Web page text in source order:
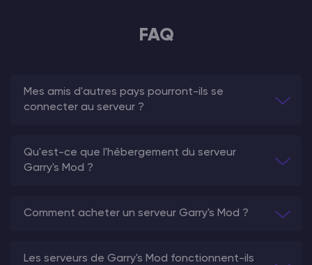
FAQ
Mes amis d'autres pays pourront-ils se
connecter au serveur ?
Qu'est-ce que l'hébergement du serveur
Garry's Mod ?
Comment acheter un serveur Garry's Mod ?
Les serveurs de Garry's Mod fonctionnent-ils